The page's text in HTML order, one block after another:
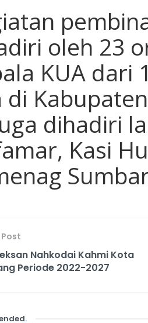
oleh 23
KUA dari
di
dihadiri
Kasi
Nahkodai Kahmi Kota
Periode 2022-2027
.